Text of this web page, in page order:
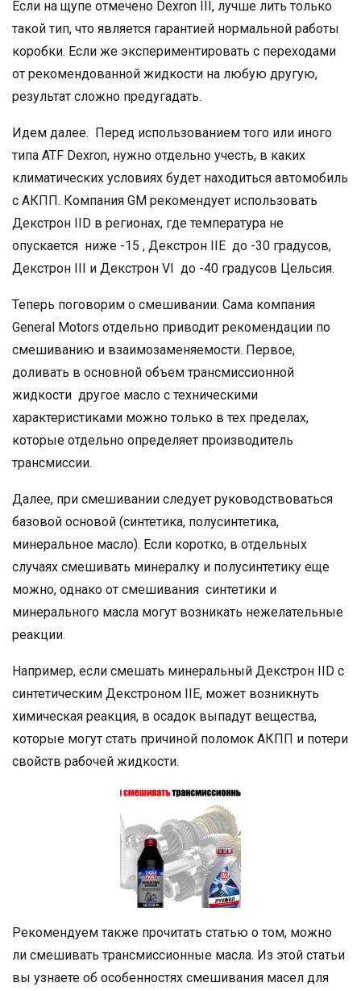
Если на щупе отмечено Dexron III, лучше лить только
такой тип, что является гарантией нормальной работы
коробки. Если же экспериментировать с переходами
от рекомендованной жидкости на любую другую,
результат сложно предугадать.
Идем далее. Перед использованием того или иного
типа ATF Dexron, нужно отдельно учесть, в каких
климатических условиях будет находиться автомобиль
с АКПП. Компания GM рекомендует использовать
Декстрон IID в регионах, где температура не
опускается ниже -15 , Декстрон IIЕ до -30 градусов,
Декстрон III и Декстрон VI до -40 градусов Цельсия.
Теперь поговорим о смешивании. Сама компания
General Motors отдельно приводит рекомендации по
смешиванию и взаимозаменяемости. Первое,
доливать в основной объем трансмиссионной
жидкости другое масло с техническими
характеристиками можно только в тех пределах,
которые отдельно определяет производитель
трансмиссии.
Далее, при смешивании следует руководствоваться
базовой основой (синтетика, полусинтетика,
минеральное масло). Если коротко, в отдельных
случаях смешивать минералку и полусинтетику еще
можно, однако от смешивания синтетики и
минерального масла могут возникать нежелательные
реакции.
Например, если смешать минеральный Декстрон IID с
синтетическим Декстроном IIE, может возникнуть
химическая реакция, в осадок выпадут вещества,
которые могут стать причиной поломок АКПП и потери
свойств рабочей жидкости.
Рекомендуем также прочитать статью о том, можно
ли смешивать трансмиссионные масла. Из этой статьи
вы узнаете об особенностях смешивания масел для